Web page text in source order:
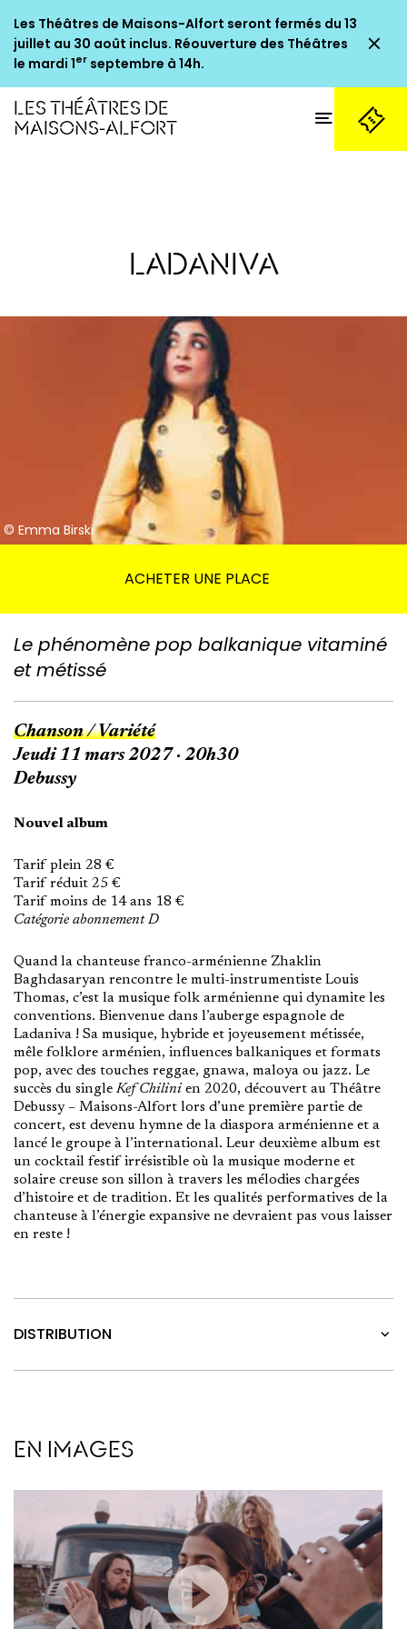
Les Théâtres de Maisons-Alfort seront fermés du 13
juillet au 30 août inclus. Réouverture des Théâtres
le mardi 1er septembre à 14h.
LES THÉÂTRES DE
MAISONS-ALFORT
LADANIVA
ACHETER UNE PLACE
© Emma Birski
Le phénomène pop balkanique vitaminé
et métissé
Chanson / Variété
Jeudi 11 mars 2027 · 20h30
Debussy
Nouvel album
Tarif plein 28 €
Tarif réduit 25 €
Tarif moins de 14 ans 18 €
Catégorie abonnement D
Quand la chanteuse franco-arménienne Zhaklin
Baghdasaryan rencontre le multi-instrumentiste Louis
Thomas, c’est la musique folk arménienne qui dynamite les
conventions. Bienvenue dans l’auberge espagnole de
Ladaniva ! Sa musique, hybride et joyeusement métissée,
mêle folklore arménien, influences balkaniques et formats
pop, avec des touches reggae, gnawa, maloya ou jazz. Le
succès du single Kef Chilini en 2020, découvert au Théâtre
Debussy – Maisons-Alfort lors d’une première partie de
concert, est devenu hymne de la diaspora arménienne et a
lancé le groupe à l’international. Leur deuxième album est
un cocktail festif irrésistible où la musique moderne et
solaire creuse son sillon à travers les mélodies chargées
d’histoire et de tradition. Et les qualités performatives de la
chanteuse à l’énergie expansive ne devraient pas vous laisser
en reste !
DISTRIBUTION
EN IMAGES